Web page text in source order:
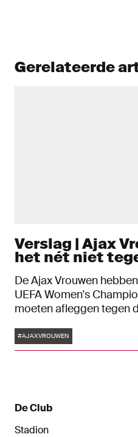
Gerelateerde
Verslag | Ajax
het nét niet
De Ajax Vrouwen
UEFA Women's
moeten afleggen tegen
verloor de ploeg van
minimaal verschil op de
Tags
#AJAXVROUWEN
De Club
Stadion